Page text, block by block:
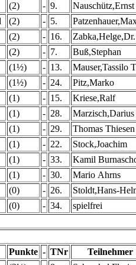
(2) - 9.
Nauschütz,Ernst
(2) - 5.
(2) - 16.
Zabka,Helge,Dr.
(2) - 7.
Buß,Stephan
(1½) - 13.
Mauser,Tassilo
(1½) - 24.
Pitz,Marko
(1) - 15.
Kriese,Ralf
(1) - 28.
Marzisch,Darius
(1) - 29.
Thomas Thiesen
(1) - 22.
Stock,Joachim
(1) - 33.
Kamil
(1) - 30.
Mario Ahrns
(0) - 26.
Stoldt,Hans-
(0) - 34. spielfrei
Punkte - TNr
Teilnehmer